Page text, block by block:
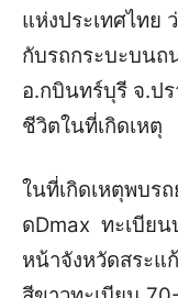
แห่งประเทศไทย
กับรถกระบะบนถ
อ.กบินทร์บุรี จ.ป
ชีวิตในที่เกิดเหตุ
ในที่เกิดเหตุพบร
ดDmax ทะเบีย
หน้าจังหวัดสระแ